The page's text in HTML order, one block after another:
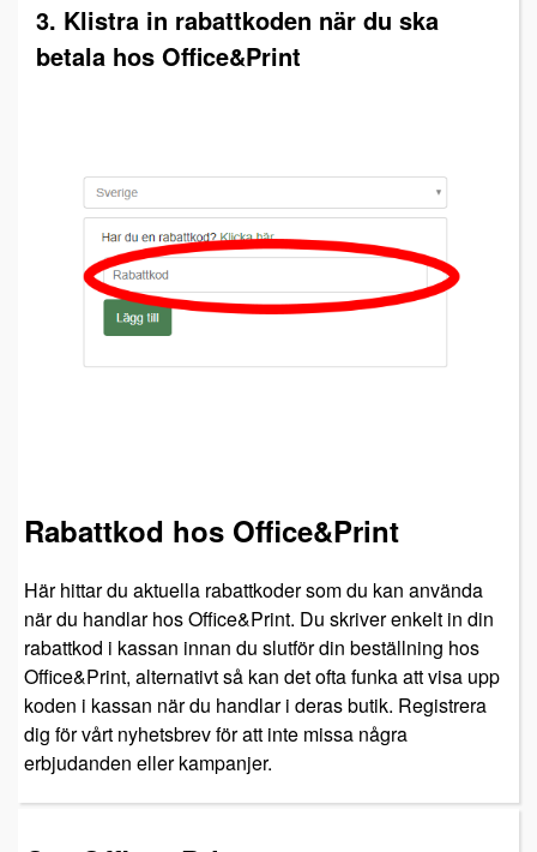
3. Klistra in rabattkoden när du ska
betala hos Office&Print
Rabattkod hos Office&Print
Här hittar du aktuella rabattkoder som du kan använda
när du handlar hos Office&Print. Du skriver enkelt in din
rabattkod i kassan innan du slutför din beställning hos
Office&Print, alternativt så kan det ofta funka att visa upp
koden i kassan när du handlar i deras butik. Registrera
dig för vårt nyhetsbrev för att inte missa några
erbjudanden eller kampanjer.